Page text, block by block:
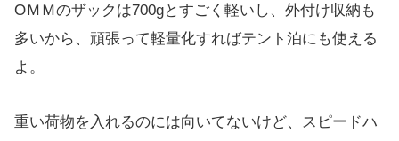
OＭＭのザックは700gとすごく軽いし、外付け収納も
多いから、頑張って軽量化すればテント泊にも使える
よ。
重い荷物を入れるのには向いてないけど、スピードハ